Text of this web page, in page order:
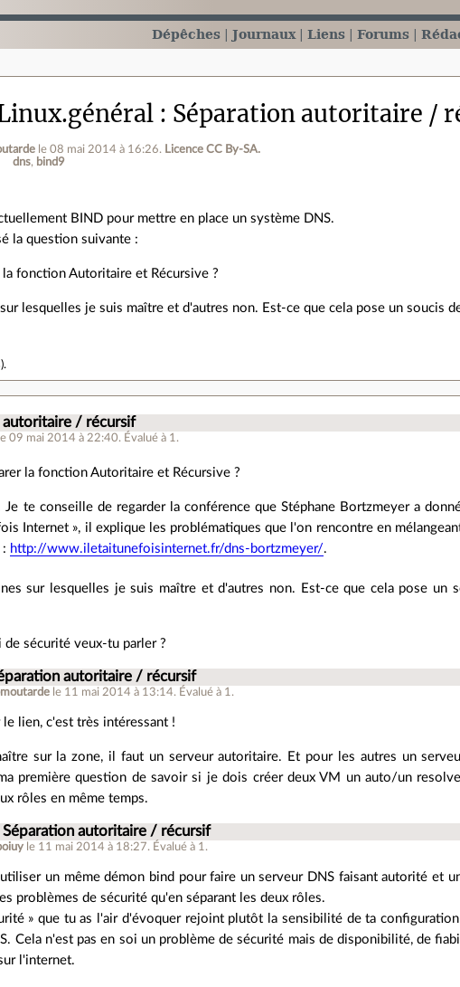
Dépêches Journaux Liens Forums
Séparation autoritaire /
le 08 mai 2014 à 16:26. Licence CC By‑SA.
dns bind9
BIND pour mettre en place un système DNS.
la question suivante :
la fonction Autoritaire et Récursive ?
lesquelles je suis maître et d'autres non. Est-ce que cela pose un soucis
).
autoritaire / récursif
le 09 mai 2014 à 22:40. Évalué à 1 .
la fonction Autoritaire et Récursive ?
Je te conseille de regarder la conférence que Stéphane Bortzmeyer a
Internet », il explique les problématiques que l'on rencontre en
http://www.iletaitunefoisinternet.fr/dns-bortzmeyer/.
sur lesquelles je suis maître et d'autres non. Est-ce que cela pose un
de sécurité veux-tu parler ?
autoritaire / récursif
le 11 mai 2014 à 13:14. Évalué à 1 .
lien, c'est très intéressant !
sur la zone, il faut un serveur autoritaire. Et pour les autres un
première question de savoir si je dois créer deux VM un auto/un
rôles en même temps.
Séparation autoritaire / récursif
le 11 mai 2014 à 18:27. Évalué à 1 .
un même démon bind pour faire un serveur DNS faisant autorité et
problèmes de sécurité qu'en séparant les deux rôles.
» que tu as l'air d'évoquer rejoint plutôt la sensibilité de ta
Cela n'est pas en soi un problème de sécurité mais de disponibilité, de
l'internet.